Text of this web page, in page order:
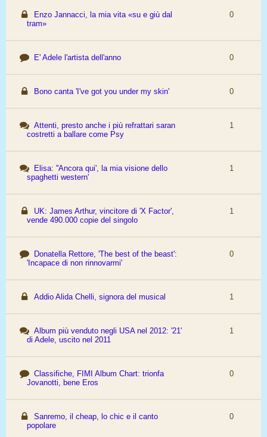
Enzo Jannacci, la mia vita «su e giù dal
tram»
0
E' Adele l'artista dell'anno 0
Bono canta 'I've got you under my skin' 0
Attenti, presto anche i più refrattari saran
costretti a ballare come Psy
1
Elisa: ''Ancora qui', la mia visione dello
spaghetti western'
1
UK: James Arthur, vincitore di 'X Factor',
vende 490.000 copie del singolo
1
Donatella Rettore, 'The best of the beast':
'Incapace di non rinnovarmi'
0
Addio Alida Chelli, signora del musical 1
Album più venduto negli USA nel 2012: '21'
di Adele, uscito nel 2011
1
Classifiche, FIMI Album Chart: trionfa
Jovanotti, bene Eros
0
Sanremo, il cheap, lo chic e il canto
popolare
0